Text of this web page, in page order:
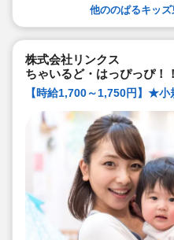
他ののぱるキッ
株式会社リンクス
ちゃいるど・はっぴっぴ！
【時給1,700～1,750円】★